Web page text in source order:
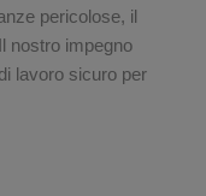
pericolose, il
nostro impegno
lavoro sicuro per